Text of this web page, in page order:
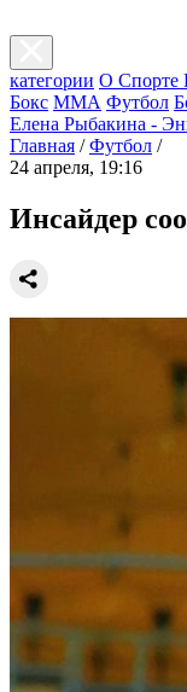
категории О Спорте
Бокс ММА Футбол
Елена Рыбакина -
Главная / Футбол /
24 апреля, 19:16
Инсайдер